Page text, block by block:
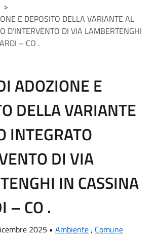
>
E DEPOSITO DELLA VARIANTE AL
D’INTERVENTO DI VIA LAMBERTENGHI
– CO .
ADOZIONE E
DELLA VARIANTE
INTEGRATO
DI VIA
IN CASSINA
– CO .
2025 • Ambiente, Comune